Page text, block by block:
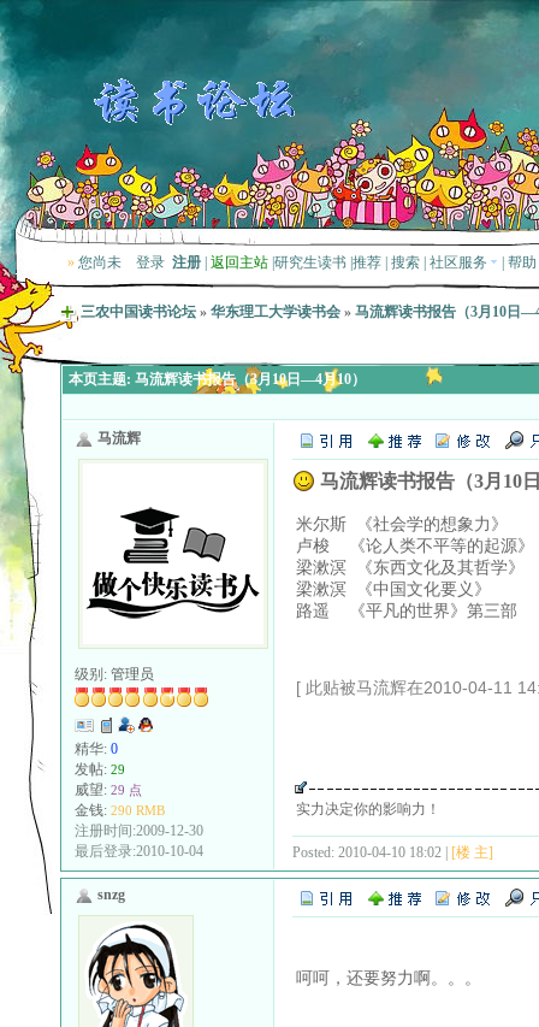
» 您尚未 登录 注册 返回主站 研究生读书 推荐 搜索 社区服务 帮助
三农中国读书论坛 » 华东理工大学读书会 » 马流辉读书报告（3月10日
本页主题: 马流辉读书报告（3月10日—4月10）
马流辉
级别: 管理员
精华: 0
发帖: 29
威望: 29 点
金钱: 290 RMB
注册时间:2009-12-30
最后登录:2010-10-04
马流辉读书报告（3月10
米尔斯 《社会学的想象力》
卢梭 《论人类不平等的起源》
梁漱溟 《东西文化及其哲学》
梁漱溟 《中国文化要义》
路遥 《平凡的世界》第三部
[ 此贴被马流辉在2010-04-11
实力决定你的影响力！
Posted: 2010-04-10 18:02 | [楼 主]
snzg
呵呵，还要努力啊。。。